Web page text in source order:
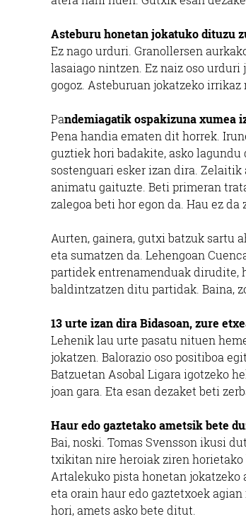
Asteburu honetan jokatuko dituzu
Ez nago urduri. Granollersen
lasaiago nintzen. Ez naiz oso
gogoz. Asteburuan jokatzeko
Pandemiagatik ospakizuna xumea
Pena handia ematen dit horrek.
guztiek hori badakite, asko
sostenguari esker izan dira.
animatu gaituzte. Beti primeran
zalegoa beti hor egon da. Hau ez
Aurten, gainera, gutxi batzuk sartu
eta sumatzen da. Lehengoan
partidek entrenamenduak dirudite,
baldintzatzen ditu partidak. Baina,
13 urte izan dira Bidasoan, zure
Lehenik lau urte pasatu nituen
jokatzen. Balorazio oso positiboa
Batzuetan Asobal Ligara igotzeko
joan gara. Eta esan dezaket beti
Haur edo gaztetako ametsik bete
Bai, noski. Tomas Svensson ikusi
txikitan nire heroiak ziren
Artalekuko pista honetan jokatzeko
eta orain haur edo gaztetxoek
hori, amets asko bete ditut.